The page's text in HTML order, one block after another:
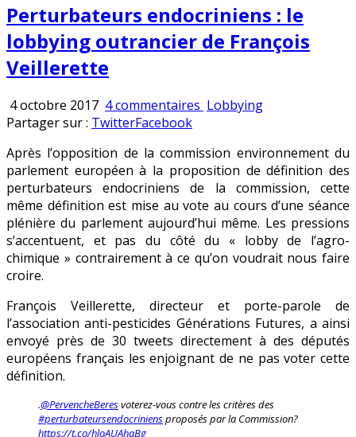
Perturbateurs endocriniens : le
lobbying outrancier de François
Veillerette
4 octobre 2017 4 commentaires sur
:
le
lobbying
outrancier
de
François
Veillerette
Publié
Lobbying
Partager sur : TwitterFacebook
Après l’opposition de la commission environnement du
parlement européen à la proposition de définition des
perturbateurs endocriniens de la commission, cette
même définition est mise au vote au cours d’une séance
plénière du parlement aujourd’hui même. Les pressions
s’accentuent, et pas du côté du « lobby de l’agro-
chimique » contrairement à ce qu’on voudrait nous faire
croire.
François Veillerette, directeur et porte-parole de
l’association anti-pesticides Générations Futures, a ainsi
envoyé près de 30 tweets directement à des députés
européens français les enjoignant de ne pas voter cette
définition.
.@PervencheBeresvoterez-vous contre les critères des
#perturbateursendocriniensproposés par la Commission?
https://t.co/hloAUAhaBg